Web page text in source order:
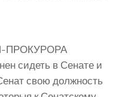
ПРОКУРОРА
сидеть в Сенате и
свою должность